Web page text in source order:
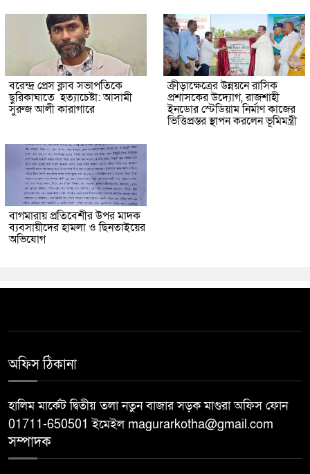
বরেন্দ্র প্রেস ক্লাব সভাপতিকে
ছুরিকাঘাতে হত্যাচেষ্টা: আসামী
সুরুজ আলী কারাগারে
ক্রীড়াক্ষেত্রের উন্নয়নে রাসিক
প্রশাসকের উদ্যোগ, রাজশাহী
ইনডোর স্টেডিয়াম নির্মাণ কাজের
ভিত্তিপ্রস্তর স্থাপন করলেন ভূমিমন্ত্রী
বাগমারায় প্রতিবেশীর উপর মাদক
ব্যবসায়ীদের হামলা ও ছিনতাইয়ের
অভিযোগ
অফিস ঠিকানা
হালিম মার্কেট দ্বিতীয় তলা নতুন বাজার সড়ক মাগুরা অফিস ফোন
01711-650501 ইমেইল magurarkotha@gmail.com
সম্পাদক